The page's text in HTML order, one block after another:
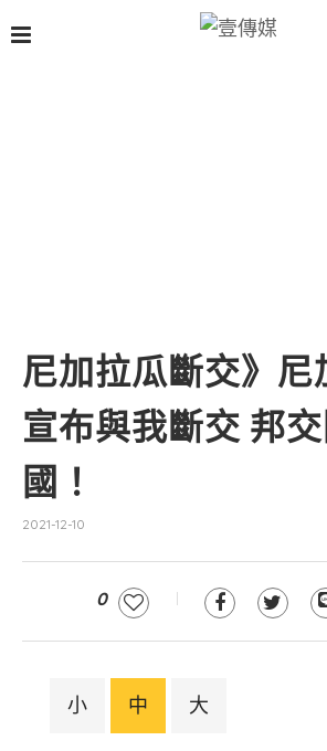
尼加拉瓜斷交》尼
宣布與我斷交 邦
國！
2021-12-10
0
小 中 大